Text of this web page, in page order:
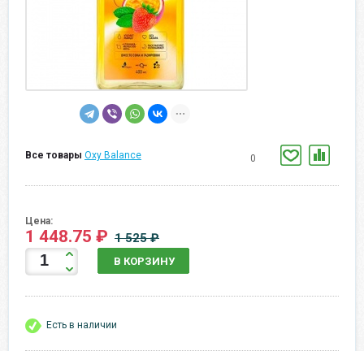
Все товары Oxy Balance 0
Цена:
1 448.75 ₽ 1 525 ₽
В КОРЗИНУ
Есть в наличии